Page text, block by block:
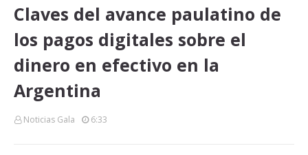
Claves del avance paulatino de
los pagos digitales sobre el
dinero en efectivo en la
Argentina
Noticias Gala 6:33